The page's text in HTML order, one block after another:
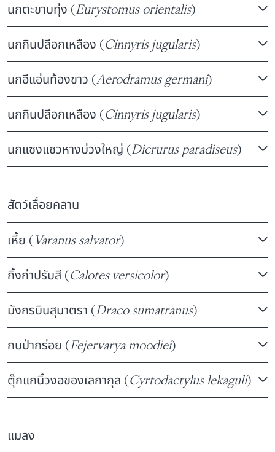
นกตะขาบทุ่ง (Eurystomus orientalis)
นกกินปลีอกเหลือง (Cinnyris jugularis)
นกอีแอ่นท้องขาว (Aerodramus germani)
นกกินปลีอกเหลือง (Cinnyris jugularis)
นกแซงแซวหางบ่วงใหญ่ (Dicrurus paradiseus)
สัตว์เลื้อยคลาน
เหี้ย (Varanus salvator)
กิ้งก่าปรับสี (Calotes versicolor)
มังกรบินสุมาตรา (Draco sumatranus)
กบป่ากร่อย (Fejervarya moodiei)
ตุ๊กแกนิ้วงอของเลกากุล (Cyrtodactylus lekaguli)
แมลง